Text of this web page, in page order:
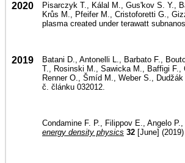
2020
Pisarczyk T., Kálal M., Gus'kov S. Y.,
Krůs M., Pfeifer M., Cristoforetti G.,
plasma created under terawatt
2019
Batani D., Antonelli L., Barbato F.,
T., Rosinski M., Sawicka M., Baffigi
Renner O., Šmíd M., Weber S.,
č. článku 032012.
Condamine F. P., Filippov E., Angelo
energy density physics 32 [June]